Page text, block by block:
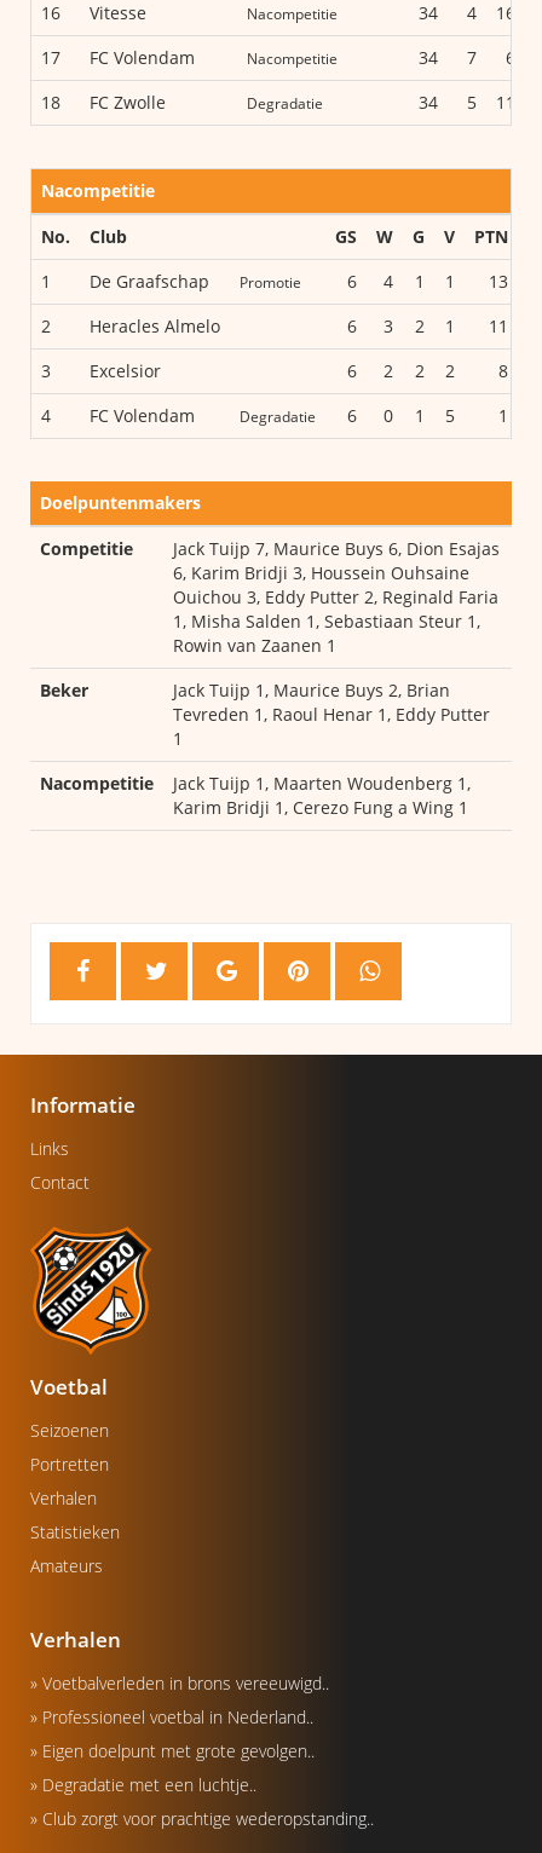
16
Vitesse Nacompetitie 34 4 16
17
FC Volendam Nacompetitie 34 7 6
18
FC Zwolle Degradatie 34 5 11
Nacompetitie
No.
Club GS W G V PTN
1
De Graafschap Promotie 6 4 1 1 13
2
Heracles Almelo 6 3 2 1 11
3
Excelsior 6 2 2 2 8
4
FC Volendam Degradatie 6 0 1 5 1
Doelpuntenmakers
Competitie
Jack Tuijp 7, Maurice Buys 6, Dion Esajas
6, Karim Bridji 3, Houssein Ouhsaine
Ouichou 3, Eddy Putter 2, Reginald Faria
1, Misha Salden 1, Sebastiaan Steur 1,
Rowin van Zaanen 1
Beker
Jack Tuijp 1, Maurice Buys 2, Brian
Tevreden 1, Raoul Henar 1, Eddy Putter
1
Nacompetitie
Jack Tuijp 1, Maarten Woudenberg 1,
Karim Bridji 1, Cerezo Fung a Wing 1
Informatie
Links
Contact
Voetbal
Seizoenen
Portretten
Verhalen
Statistieken
Amateurs
Verhalen
» Voetbalverleden in brons vereeuwigd..
» Professioneel voetbal in Nederland..
» Eigen doelpunt met grote gevolgen..
» Degradatie met een luchtje..
» Club zorgt voor prachtige wederopstanding..